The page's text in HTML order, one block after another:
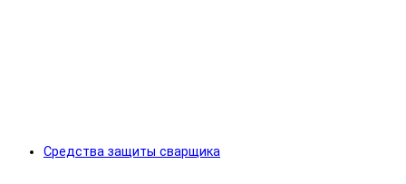
Средства защиты сварщика